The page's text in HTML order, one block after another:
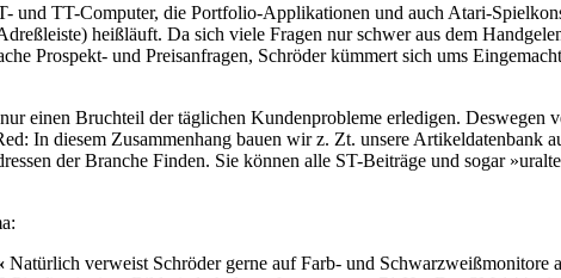
und TT-Computer, die Portfolio-Applikationen und auch Atari-
heißläuft. Da sich viele Fragen nur schwer aus dem
Prospekt- und Preisanfragen, Schröder kümmert sich ums
einen Bruchteil der täglichen Kundenprobleme erledigen. Deswegen
In diesem Zusammenhang bauen wir z. Zt. unsere Artikeldatenbank
der Branche Finden. Sie können alle ST-Beiträge und sogar
Natürlich verweist Schröder gerne auf Farb- und Schwarzweißmonitore